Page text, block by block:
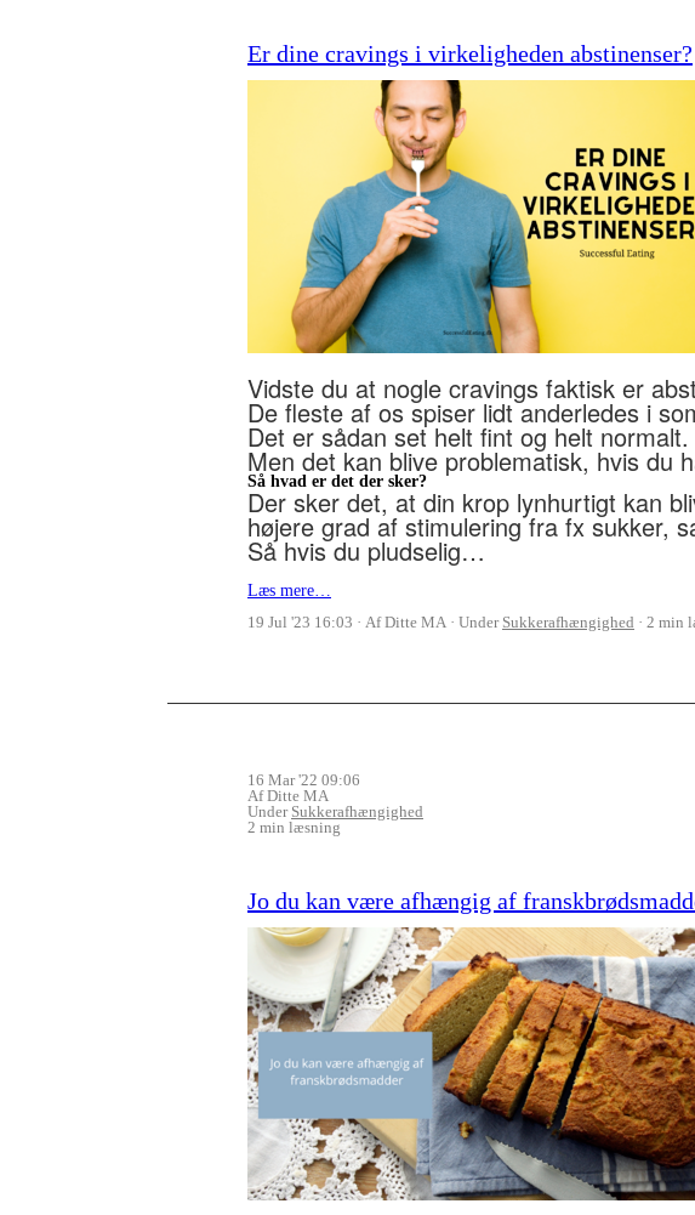
Er dine cravings i virkeligheden abstinenser?
Vidste du at nogle cravings faktisk er
De fleste af os spiser lidt anderledes i
Det er sådan set helt fint og helt normalt.
Men det kan blive problematisk, hvis
Så hvad er det der sker?
Der sker det, at din krop lynhurtigt kan
højere grad af stimulering fra fx sukker,
Så hvis du pludselig…
Læs mere…
19 Jul '23 16:03
Af Ditte MA Under Sukkerafhængighed 2 min
16 Mar '22 09:06
Af Ditte MA
Under Sukkerafhængighed
2 min læsning
Jo du kan være afhængig af